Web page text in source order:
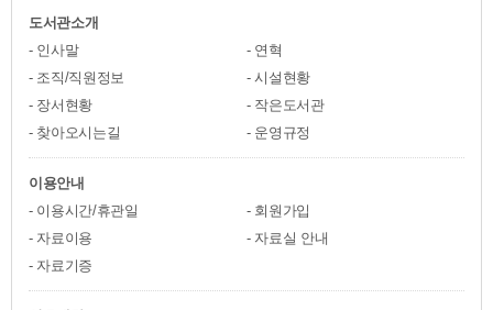
도서관소개
인사말
연혁
조직/직원정보
시설현황
장서현황
작은도서관
찾아오시는길
운영규정
이용안내
이용시간/휴관일
회원가입
자료이용
자료실 안내
자료기증